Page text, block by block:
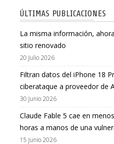
ÚLTIMAS PUBLICACIONES
La misma información,
sitio renovado
20 Julio 2026
Filtran datos del iPhone 18
ciberataque a proveedor de
30 Junio 2026
Claude Fable 5 cae en
horas a manos de una
15 Junio 2026